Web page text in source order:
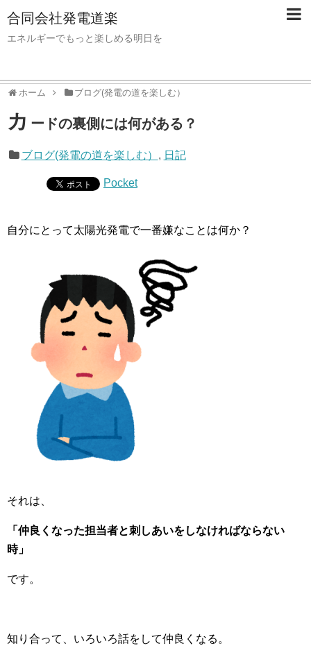
合同会社発電道楽
エネルギーでもっと楽しめる明日を
ホーム ブログ(発電の道を楽しむ）
カ ードの裏側には何がある？
ブログ(発電の道を楽しむ） , 日記
Pocket
自分にとって太陽光発電で一番嫌なことは何か？
それは、
「仲良くなった担当者と刺しあいをしなければならない
時」
です。
知り合って、いろいろ話をして仲良くなる。